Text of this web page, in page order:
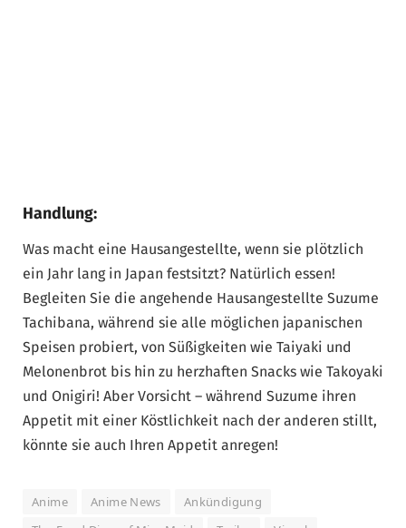
Handlung:
Was macht eine Hausangestellte, wenn sie plötzlich
ein Jahr lang in Japan festsitzt? Natürlich essen!
Begleiten Sie die angehende Hausangestellte Suzume
Tachibana, während sie alle möglichen japanischen
Speisen probiert, von Süßigkeiten wie Taiyaki und
Melonenbrot bis hin zu herzhaften Snacks wie Takoyaki
und Onigiri! Aber Vorsicht – während Suzume ihren
Appetit mit einer Köstlichkeit nach der anderen stillt,
könnte sie auch Ihren Appetit anregen!
Anime Anime News
Ankündigung